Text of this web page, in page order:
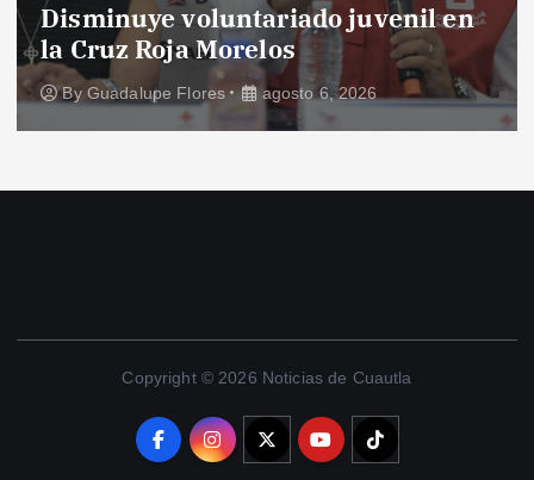
Disminuye voluntariado juvenil en
la Cruz Roja Morelos
By Guadalupe Flores agosto 6, 2026
Copyright © 2026 Noticias de Cuautla